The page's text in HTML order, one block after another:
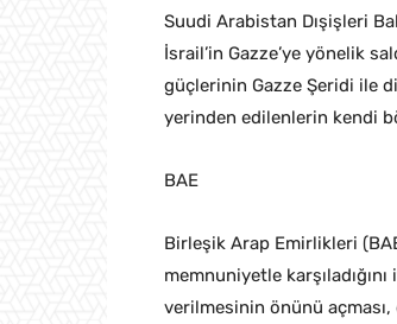
Suudi Arabistan Dışişleri
İsrail’in Gazze’ye yönelik
güçlerinin Gazze Şeridi ile
yerinden edilenlerin kendi
BAE
Birleşik Arap Emirlikleri
memnuniyetle
verilmesinin önünü açması,